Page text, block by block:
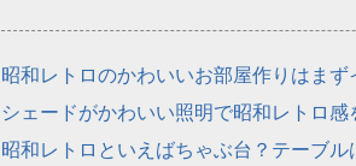
昭和レトロのかわいいお部屋作りはま
シェードがかわいい照明で昭和レトロ感
昭和レトロといえばちゃぶ台？テーブル